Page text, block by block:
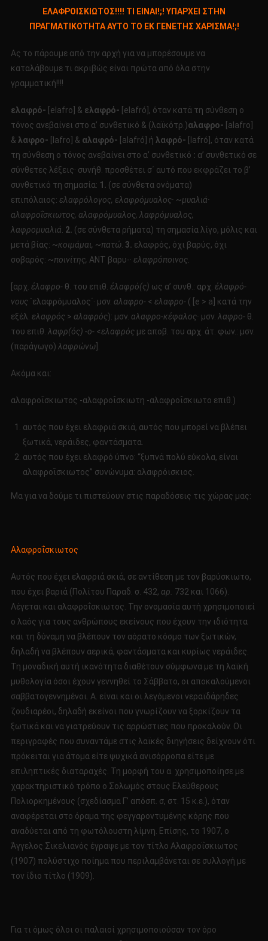
ΤΙ
ΕΙΝΑΙ!;!
ΕΚ
ΓΕΝΕΤΗΣ
ΧΑΡΙΣΜΑ!;!
ΕΛΑΦΡΟΙΣΚΙΩΤΟΣ!!!! ΤΙ ΕΙΝΑΙ!;! ΥΠΑΡΧΕΙ ΣΤΗΝ
ΠΡΑΓΜΑΤΙΚΟΤΗΤΑ ΑΥΤΟ ΤΟ ΕΚ ΓΕΝΕΤΗΣ ΧΑΡΙΣΜΑ!;!
Ας το πάρουμε από την αρχή για να μπορέσουμε να
καταλάβουμε τι ακριβώς είναι πρώτα από όλα στην
γραμματική!!!!
ελαφρό- [elafro] & ελαφρό- [elafró], όταν κατά τη σύνθεση ο
τόνος ανεβαίνει στο α’ συνθετικό & (λαϊκότρ.)αλαφρο- [alafro]
& λαφρο- [lafro] & αλαφρό- [alafró] ή λαφρό- [lafró], όταν κατά
τη σύνθεση ο τόνος ανεβαίνει στο α’ συνθετικό : α’ συνθετικό σε
σύνθετες λέξεις· συνήθ. προσθέτει σ΄ αυτό που εκφράζει το β’
συνθετικό τη σημασία: 1. (σε σύνθετα ονόματα)
επιπόλαιος: ελαφρόλογος, ελαφρόμυαλος· ~μυαλιά·
αλαφροΐσκιωτος, αλαφρόμυαλος, λαφρόμυαλος,
λαφρομυαλιά 2. (σε σύνθετα ρήματα) τη σημασία λίγο, μόλις και
μετά βίας: ~κοιμάμαι, ~πατώ. 3. ελαφρός, όχι βαρύς, όχι
σοβαρός: ~ποινίτης, ANT βαρυ-· ελαφρόποινος.
[αρχ. ἐλαφρο-θ. του επιθ. ἐλαφρό(ς) ως α’ συνθ.: αρχ. ἐλαφρό-
νους`ελαφρόμυαλος΄· μσν. αλαφρο-< ελαφρο-( [e > a] κατά την
εξέλ. ελαφρός> αλαφρός): μσν. αλαφρο-κέφαλος· μσν. λαφρο-θ.
του επιθ. λαφρ(ός) -ο-<ελαφρόςμε αποβ. του αρχ. άτ. φων.: μσν.
(παράγωγο) λαφρώνω].
Ακόμα και:
αλαφροΐσκιωτος -αλαφροΐσκιωτη -αλαφροΐσκιωτο επιθ.)
αυτός που έχει ελαφριά σκιά, αυτός που μπορεί να βλέπει
ξωτικά, νεράιδες, φαντάσματα.
αυτός που έχει ελαφρό ύπνο: “ξυπνά πολύ εύκολα, είναι
αλαφροΐσκιωτος” συνώνυμα: αλαφρόισκιος.
Μα για να δούμε τι πιστεύουν στις παραδόσεις τις χώρας μας:
Αλαφροΐσκιωτος
Αυτός που έχει ελαφριά σκιά, σε αντίθεση με τον βαρύσκιωτο,
που έχει βαριά (Πολίτου Παραδ. σ. 432, αρ. 732 και 1066).
Λέγεται και αλαφροΐσκιωτος. Την ονομασία αυτή χρησιμοποιεί
ο λαός για τους ανθρώπους εκείνους που έχουν την ιδιότητα
και τη δύναμη να βλέπουν τον αόρατο κόσμο των ξωτικών,
δηλαδή να βλέπουν αερικά, φαντάσματα και κυρίως νεράιδες.
Τη μοναδική αυτή ικανότητα διαθέτουν σύμφωνα με τη λαϊκή
μυθολογία όσοι έχουν γεννηθεί το Σάββατο, οι αποκαλούμενοι
σαββατογεννημένοι. Α. είναι και οι λεγόμενοι νεραϊδάρηδες
ζουδιαρέοι, δηλαδή εκείνοι που γνωρίζουν να ξορκίζουν τα
ξωτικά και να γιατρεύουν τις αρρώστιες που προκαλούν. Οι
περιγραφές που συναντάμε στις λαϊκές διηγήσεις δείχνουν ότι
πρόκειται για άτομα είτε ψυχικά ανισόρροπα είτε με
επιληπτικές διαταραχές. Τη μορφή του α. χρησιμοποίησε με
χαρακτηριστικό τρόπο ο Σολωμός στους Ελεύθερους
Πολιορκημένους (σχεδίασμα Γ’ απόσπ. σ, στ. 15 κ.ε.), όταν
αναφέρεται στο όραμα της φεγγαροντυμένης κόρης που
αναδύεται από τη φωτόλουστη λίμνη. Επίσης, το 1907, ο
Άγγελος Σικελιανός έγραψε με τον τίτλο Αλαφροΐσκιωτος
(1907) πολύστιχο ποίημα που περιλαμβάνεται σε συλλογή με
τον ίδιο τίτλο (1909).
Για τι όμως όλοι οι παλαιοί χρησιμοποιούσαν τον όρο